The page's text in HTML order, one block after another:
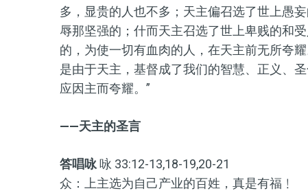
多，显贵的人也不多；天主偏召选了世上愚
辱那坚强的；什而天主召选了世上卑贱的和
的，为使一切有血肉的人，在天主前无所夸
是由于天主，基督成了我们的智慧、正义、
应因主而夸耀。”
——天主的圣言
答唱咏 咏 33:12-13,18-19,20-21
众：上主选为自己产业的百姓，真是有福﹗